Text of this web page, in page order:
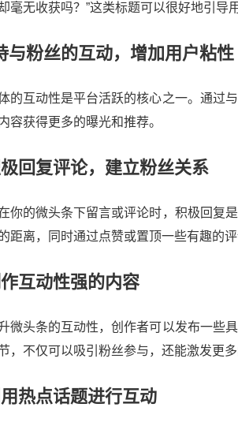
毫无收获吗？”这类标题可以很好地引导
与粉丝的互动，增加用户粘性
的互动性是平台活跃的核心之一。通过
容获得更多的曝光和推荐。
回复评论，建立粉丝关系
你的微头条下留言或评论时，积极回复
距离，同时通过点赞或置顶一些有趣的
互动性强的内容
微头条的互动性，创作者可以发布一些
，不仅可以吸引粉丝参与，还能激发更
热点话题进行互动